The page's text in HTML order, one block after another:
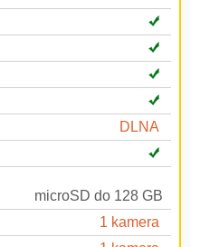
DLNA
microSD do 128 GB
1 kamera